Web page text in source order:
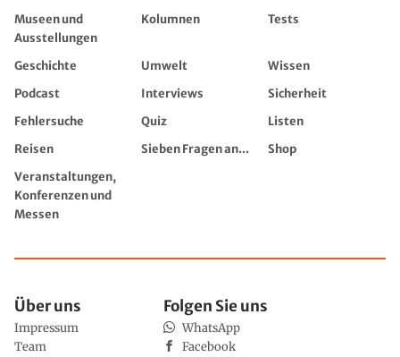
Museen und
Ausstellungen
Kolumnen Tests
Geschichte Umwelt
Wissen
Podcast
Interviews
Sicherheit
Fehlersuche
Quiz
Listen
Reisen
Sieben Fragen an...
Shop
Veranstaltungen,
Konferenzen und
Messen
Über uns
Impressum
Team
Folgen Sie uns
WhatsApp
Facebook